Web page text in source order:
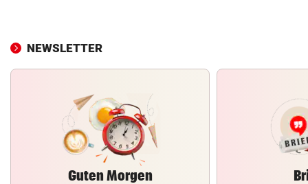
NEWSLETTER
Guten Morgen